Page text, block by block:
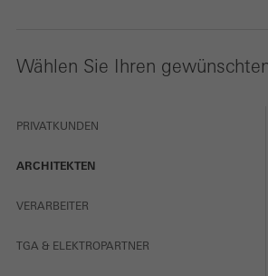
Wählen Sie Ihren
PRIVATKUNDEN
ARCHITEKTEN
VERARBEITER
TGA & ELEKTROPARTNER